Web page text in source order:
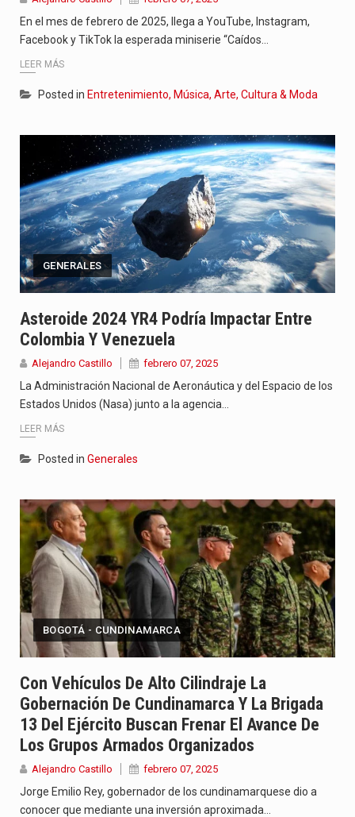
En el mes de febrero de 2025, llega a YouTube, Instagram,
Facebook y TikTok la esperada miniserie “Caídos…
LEER MÁS
Posted in Entretenimiento, Música, Arte, Cultura & Moda
GENERALES
Asteroide 2024 YR4 Podría Impactar Entre
Colombia Y Venezuela
Alejandro Castillo febrero 07, 2025
La Administración Nacional de Aeronáutica y del Espacio de los
Estados Unidos (Nasa) junto a la agencia…
LEER MÁS
Posted in Generales
BOGOTÁ - CUNDINAMARCA
Con Vehículos De Alto Cilindraje La
Gobernación De Cundinamarca Y La Brigada
13 Del Ejército Buscan Frenar El Avance De
Los Grupos Armados Organizados
Alejandro Castillo febrero 07, 2025
Jorge Emilio Rey, gobernador de los cundinamarquese dio a
conocer que mediante una inversión aproximada…